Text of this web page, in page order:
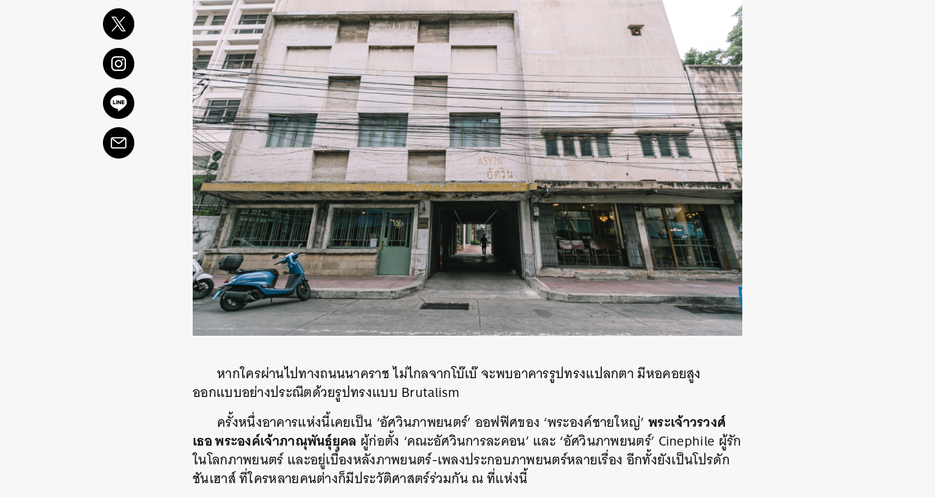
หากใครผ่านไปทางถนนนาคราช ไม่ไกลจากโบ๊เบ๊ จะพบอาคารรูปทรงแปลกตา มีหอคอยสูง
ออกแบบอย่างประณีตด้วยรูปทรงแบบ Brutalism
ครั้งหนึ่งอาคารแห่งนี้เคยเป็น ‘อัศวินภาพยนตร์’ ออฟฟิศของ ‘พระองค์ชายใหญ่’ พระเจ้าวรวงศ์
เธอ พระองค์เจ้าภาณุพันธุ์ยุคล ผู้ก่อตั้ง ‘คณะอัศวินการละคอน’ และ ‘อัศวินภาพยนตร์’ Cinephile ผู้รัก
ในโลกภาพยนตร์ และอยู่เบื้องหลังภาพยนตร์-เพลงประกอบภาพยนตร์หลายเรื่อง อีกทั้งยังเป็นโปรดัก
ชันเฮาส์ ที่ใครหลายคนต่างก็มีประวัติศาสตร์ร่วมกัน ณ ที่แห่งนี้